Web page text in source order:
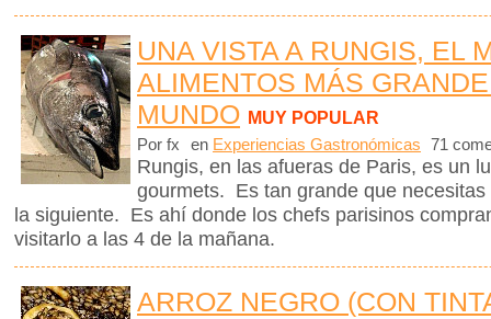
UNA VISTA A RUNGIS, EL
ALIMENTOS MÁS
MUNDO MUY POPULAR
Por fx en Experiencias Gastronómicas 71
Rungis, en las afueras de Paris, es un
gourmets. Es tan grande que
la siguiente. Es ahí donde los chefs parisinos
visitarlo a las 4 de la mañana.
ARROZ NEGRO (CON